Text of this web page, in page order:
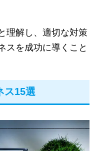
理解し、適切な対策
スを成功に導くこと
ス15選